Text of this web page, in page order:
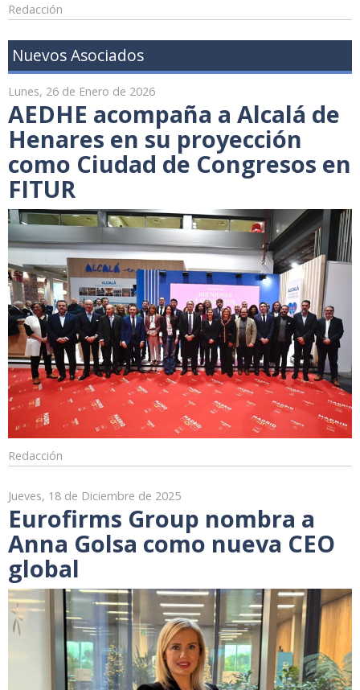
Redacción
Nuevos Asociados
Lunes, 26 de Enero de 2026
AEDHE acompaña a Alcalá de
Henares en su proyección
como Ciudad de Congresos en
FITUR
Redacción
Jueves, 18 de Diciembre de 2025
Eurofirms Group nombra a
Anna Golsa como nueva CEO
global